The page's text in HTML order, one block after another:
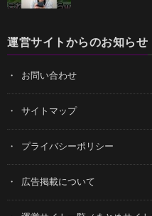
運営サイトからのお知らせ
お問い合わせ
サイトマップ
プライバシーポリシー
広告掲載について